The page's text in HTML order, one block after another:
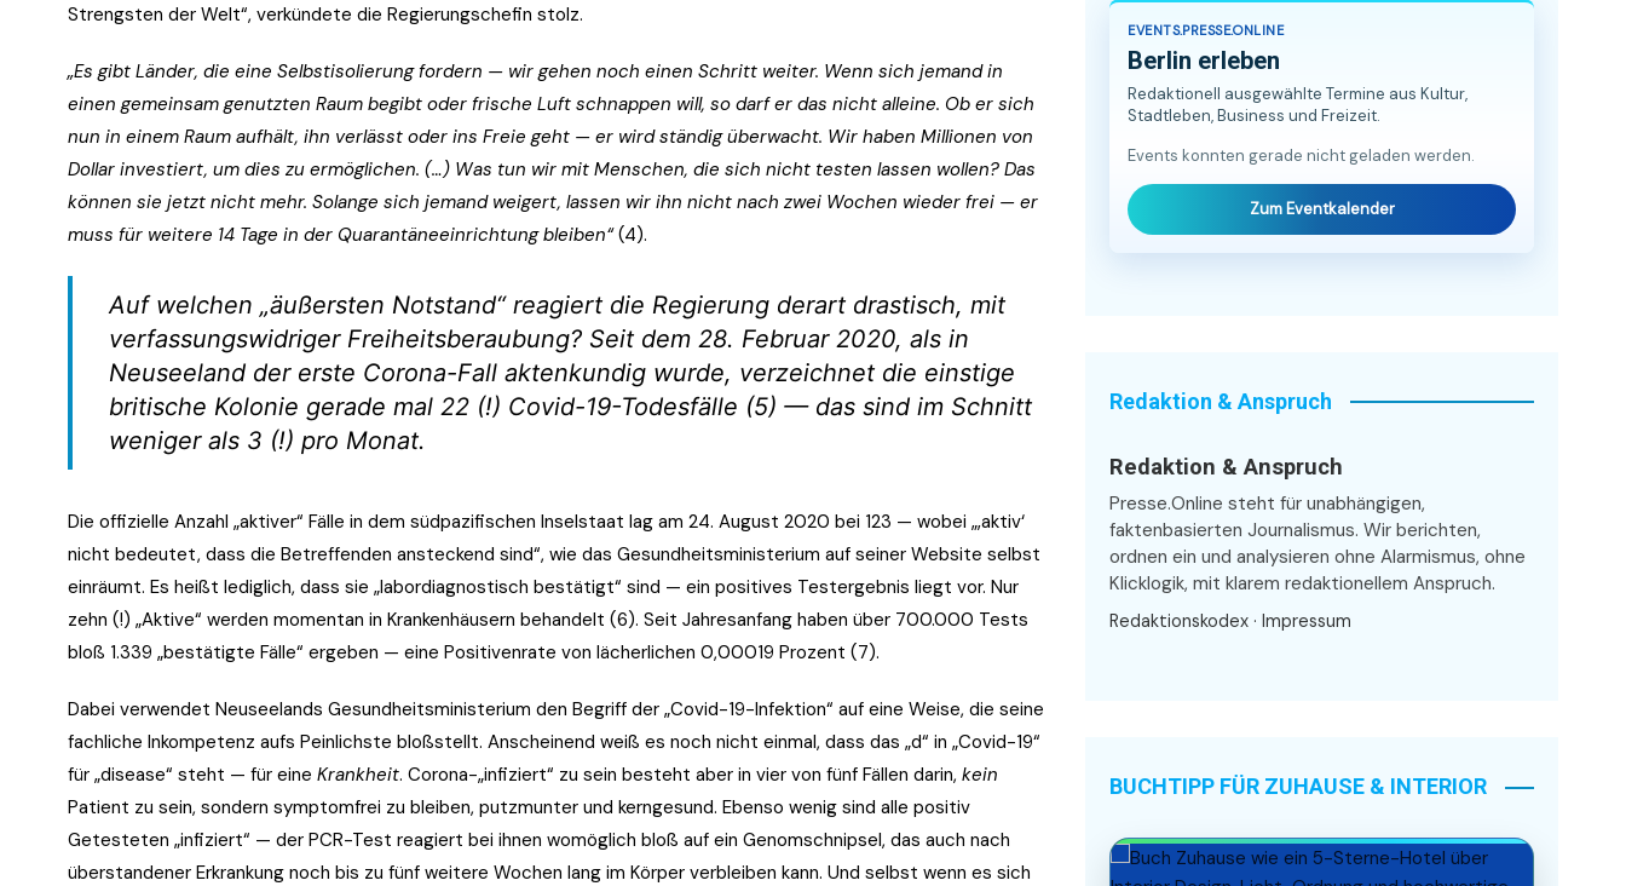
Strengsten der Welt“, verkündete die Regierungschefin stolz.
„Es gibt Länder, die eine Selbstisolierung fordern — wir gehen noch einen Schritt weiter. Wenn sich jemand in
einen gemeinsam genutzten Raum begibt oder frische Luft schnappen will, so darf er das nicht alleine. Ob er sich
nun in einem Raum aufhält, ihn verlässt oder ins Freie geht — er wird ständig überwacht. Wir haben Millionen von
Dollar investiert, um dies zu ermöglichen. (…) Was tun wir mit Menschen, die sich nicht testen lassen wollen? Das
können sie jetzt nicht mehr. Solange sich jemand weigert, lassen wir ihn nicht nach zwei Wochen wieder frei — er
muss für weitere 14 Tage in der Quarantäneeinrichtung bleiben“(4).
Auf welchen „äußersten Notstand“ reagiert die Regierung derart drastisch, mit
verfassungswidriger Freiheitsberaubung? Seit dem 28. Februar 2020, als in
Neuseeland der erste Corona-Fall aktenkundig wurde, verzeichnet die einstige
britische Kolonie gerade mal 22 (!) Covid-19-Todesfälle (5) — das sind im Schnitt
weniger als 3 (!) pro Monat.
Die offizielle Anzahl „aktiver“ Fälle in dem südpazifischen Inselstaat lag am 24. August 2020 bei 123 — wobei „‚aktiv‘
nicht bedeutet, dass die Betreffenden ansteckend sind“, wie das Gesundheitsministerium auf seiner Website selbst
einräumt. Es heißt lediglich, dass sie „labordiagnostisch bestätigt“ sind — ein positives Testergebnis liegt vor. Nur
zehn (!) „Aktive“ werden momentan in Krankenhäusern behandelt (6). Seit Jahresanfang haben über 700.000 Tests
bloß 1.339 „bestätigte Fälle“ ergeben — eine Positivenrate von lächerlichen 0,00019 Prozent (7).
Dabei verwendet Neuseelands Gesundheitsministerium den Begriff der „Covid-19-Infektion“ auf eine Weise, die seine
fachliche Inkompetenz aufs Peinlichste bloßstellt. Anscheinend weiß es noch nicht einmal, dass das „d“ in „Covid-19“
für „disease“ steht — für eine Krankheit. Corona-„infiziert“ zu sein besteht aber in vier von fünf Fällen darin, kein
Patient zu sein, sondern symptomfrei zu bleiben, putzmunter und kerngesund. Ebenso wenig sind alle positiv
Getesteten „infiziert“ — der PCR-Test reagiert bei ihnen womöglich bloß auf ein Genomschnipsel, das auch nach
überstandener Erkrankung noch bis zu fünf weitere Wochen lang im Körper verbleiben kann. Und selbst wenn es sich
EVENTS.PRESSE.ONLINE
Berlin erleben
Redaktionell ausgewählte Termine aus Kultur,
Stadtleben, Business und Freizeit.
Events konnten gerade nicht geladen werden.
Zum Eventkalender
Redaktion & Anspruch
Redaktion & Anspruch
Presse.Online steht für unabhängigen,
faktenbasierten Journalismus. Wir berichten,
ordnen ein und analysieren ohne Alarmismus, ohne
Klicklogik, mit klarem redaktionellem Anspruch.
Redaktionskodex · Impressum
BUCHTIPP FÜR ZUHAUSE & INTERIOR